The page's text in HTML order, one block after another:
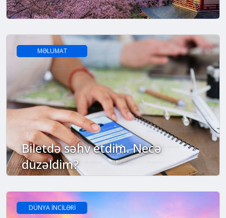
MƏLUMAT
Biletdə səhv etdim. Necə
düzəldim?
DÜNYA İNCİLƏRİ